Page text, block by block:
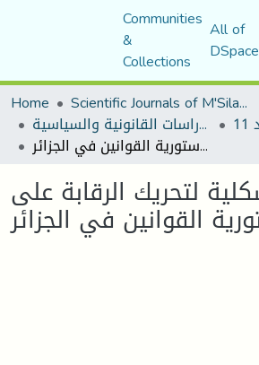
Communities
&
Collections
All of
DSpace
Home
Scientific Journals of M'Sila University
مجلة الأستاذ الباحث للدراسات القانونية والسياسية
ضوابط الشكلية لتحريك الرقابة على دستورية القوانين في الجزائر
لتحريك الرقابة على
القوانين في الجزائر